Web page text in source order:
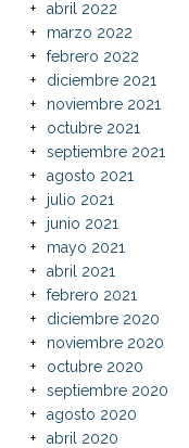
abril 2022
marzo 2022
febrero 2022
diciembre 2021
noviembre 2021
octubre 2021
septiembre 2021
agosto 2021
julio 2021
junio 2021
mayo 2021
abril 2021
febrero 2021
diciembre 2020
noviembre 2020
octubre 2020
septiembre 2020
agosto 2020
abril 2020